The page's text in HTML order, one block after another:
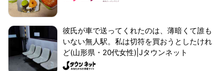
彼氏が車で送ってくれたのは、薄暗くて誰も
いない無人駅。私は切符を買おうとしたけれ
ど(山形県・20代女性)|Jタウンネット